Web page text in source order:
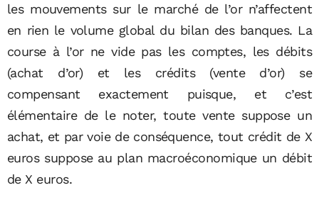
les mouvements sur le marché de l’or n’affectent
en rien le volume global du bilan des banques. La
course à l’or ne vide pas les comptes, les débits
(achat d’or) et les crédits (vente d’or) se
compensant exactement puisque, et c’est
élémentaire de le noter, toute vente suppose un
achat, et par voie de conséquence, tout crédit de X
euros suppose au plan macroéconomique un débit
de X euros.